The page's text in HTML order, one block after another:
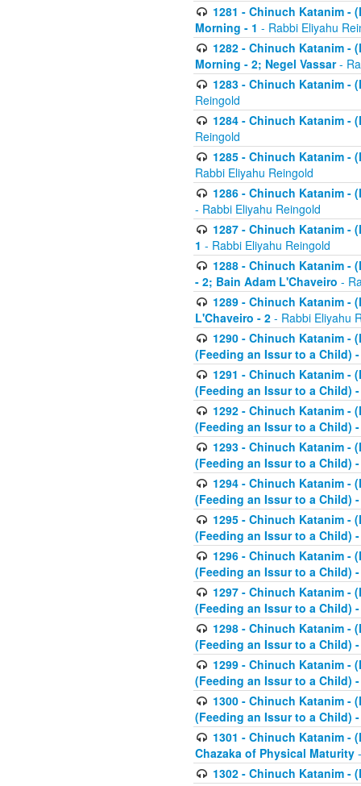
1281 - Chinuch Katanim -
Morning - 1 - Rabbi Eliyahu
1282 - Chinuch Katanim -
Morning - 2; Negel Vassar-
1283 - Chinuch Katanim -
Reingold
1284 - Chinuch Katanim -
Reingold
1285 - Chinuch Katanim -
Rabbi Eliyahu Reingold
1286 - Chinuch Katanim -
- Rabbi Eliyahu Reingold
1287 - Chinuch Katanim -
1 - Rabbi Eliyahu Reingold
1288 - Chinuch Katanim -
- 2; Bain Adam L'Chaveiro -
1289 - Chinuch Katanim -
L'Chaveiro - 2 - Rabbi Eliyahu
1290 - Chinuch Katanim -
(Feeding an Issur to a Child)
1291 - Chinuch Katanim -
(Feeding an Issur to a Child)
1292 - Chinuch Katanim -
(Feeding an Issur to a Child)
1293 - Chinuch Katanim -
(Feeding an Issur to a Child)
1294 - Chinuch Katanim -
(Feeding an Issur to a Child)
1295 - Chinuch Katanim -
(Feeding an Issur to a Child)
1296 - Chinuch Katanim -
(Feeding an Issur to a Child)
1297 - Chinuch Katanim -
(Feeding an Issur to a Child)
1298 - Chinuch Katanim -
(Feeding an Issur to a Child)
1299 - Chinuch Katanim -
(Feeding an Issur to a Child)
1300 - Chinuch Katanim -
(Feeding an Issur to a Child)
1301 - Chinuch Katanim -
Chazaka of Physical Maturity
1302 - Chinuch Katanim -